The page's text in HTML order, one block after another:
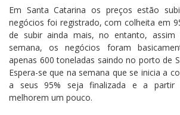
Em Santa Catarina os preços estão
negócios foi registrado, com colheita em
de subir ainda mais, no entanto,
semana, os negócios foram
apenas 600 toneladas saindo no porto de
Espera-se que na semana que se inicia a
a seus 95% seja finalizada e a partir
melhorem um pouco.